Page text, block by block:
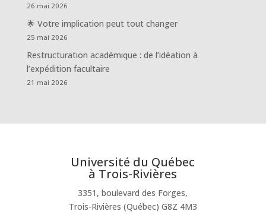
26 mai 2026
🌟 Votre implication peut tout changer
25 mai 2026
Restructuration académique : de l’idéation à
l’expédition facultaire
21 mai 2026
Université du Québec
à Trois-Rivières
3351, boulevard des Forges,
Trois-Rivières (Québec) G8Z 4M3